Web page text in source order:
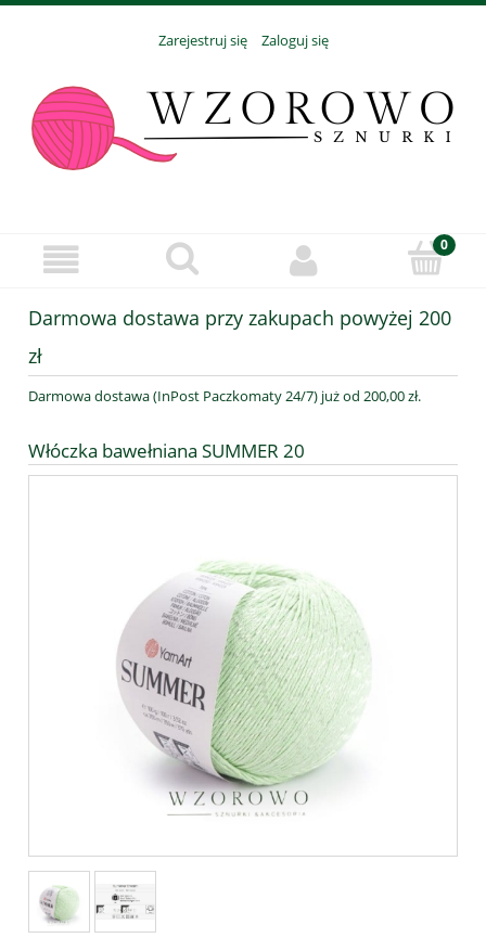
Zarejestruj się Zaloguj się
Darmowa dostawa przy zakupach powyżej 200
zł
Darmowa dostawa (InPost Paczkomaty 24/7) już od 200,00 zł.
Włóczka bawełniana SUMMER 20